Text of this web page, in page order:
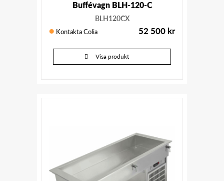
Buffévagn BLH-120-C
BLH120CX
Kontakta Colia 52 500 kr
Visa produkt